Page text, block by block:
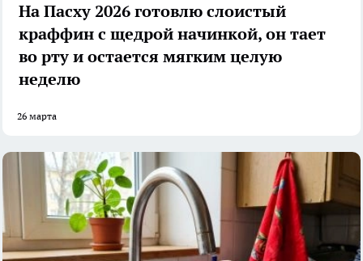
На Пасху 2026 готовлю слоистый
краффин с щедрой начинкой, он тает
во рту и остается мягким целую
неделю
26 марта